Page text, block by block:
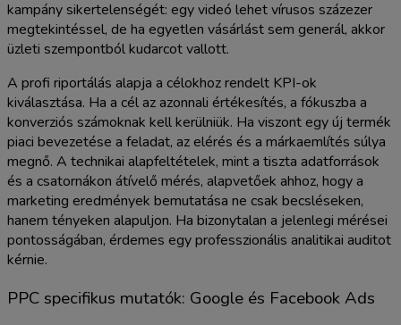
kampány sikertelenségét: egy videó lehet vírusos százezer
megtekintéssel, de ha egyetlen vásárlást sem generál, akkor
üzleti szempontból kudarcot vallott.
A profi riportálás alapja a célokhoz rendelt KPI-ok
kiválasztása. Ha a cél az azonnali értékesítés, a fókuszba a
konverziós számoknak kell kerülniük. Ha viszont egy új termék
piaci bevezetése a feladat, az elérés és a márkaemlítés súlya
megnő. A technikai alapfeltételek, mint a tiszta adatforrások
és a csatornákon átívelő mérés, alapvetőek ahhoz, hogy a
marketing eredmények bemutatása ne csak becsléseken,
hanem tényeken alapuljon. Ha bizonytalan a jelenlegi mérései
pontosságában, érdemes egy professzionális analitikai auditot
kérnie.
PPC specifikus mutatók: Google és Facebook Ads